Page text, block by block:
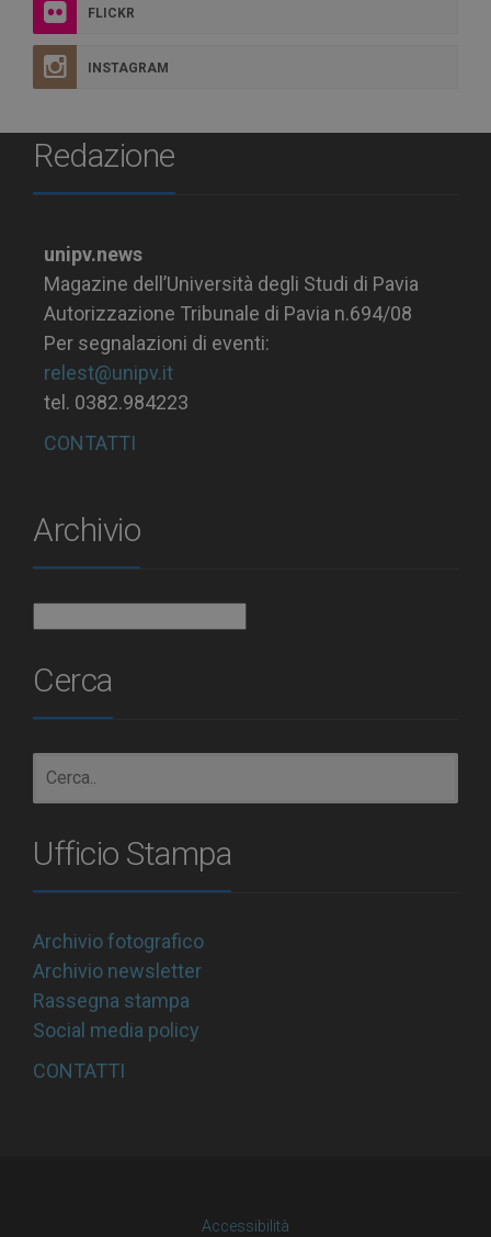
FLICKR
INSTAGRAM
Redazione
unipv.news
Magazine dell’Università degli Studi di Pavia
Autorizzazione Tribunale di Pavia n.694/08
Per segnalazioni di eventi:
relest@unipv.it
tel. 0382.984223
CONTATTI
Archivio
Cerca
Ufficio Stampa
Archivio fotografico
Archivio newsletter
Rassegna stampa
Social media policy
CONTATTI
Accessibilità